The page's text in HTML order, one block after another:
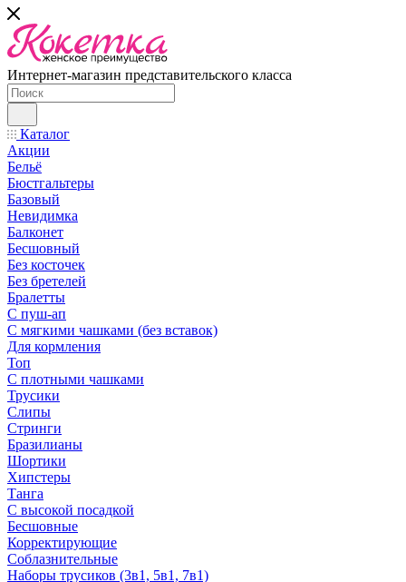
Интернет-магазин представительского класса
Каталог
Акции
Бельё
Бюстгальтеры
Базовый
Невидимка
Балконет
Бесшовный
Без косточек
Без бретелей
Бралетты
С пуш-ап
С мягкими чашками (без вставок)
Для кормления
Топ
С плотными чашками
Трусики
Слипы
Стринги
Бразилианы
Шортики
Хипстеры
Танга
С высокой посадкой
Бесшовные
Корректирующие
Соблазнительные
Наборы трусиков (3в1, 5в1, 7в1)